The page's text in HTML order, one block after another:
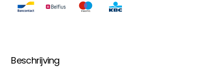
Beschrijving